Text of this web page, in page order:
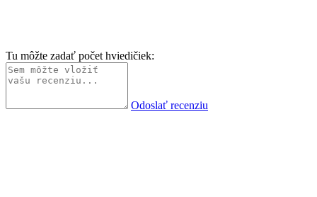
Tu môžte zadať počet hviedičiek:
Odoslať recenziu